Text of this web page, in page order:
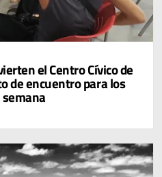
el Centro Cívico de
de encuentro para los